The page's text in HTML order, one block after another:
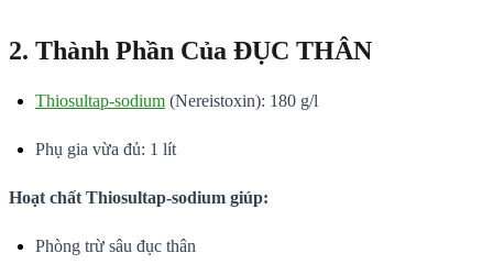
2. Thành Phần Của ĐỤC THÂN
Thiosultap-sodium (Nereistoxin): 180 g/l
Phụ gia vừa đủ: 1 lít
Hoạt chất Thiosultap-sodium giúp:
Phòng trừ sâu đục thân